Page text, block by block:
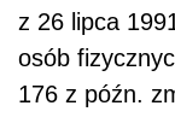
z 26 lipca
osób
176 z późn.